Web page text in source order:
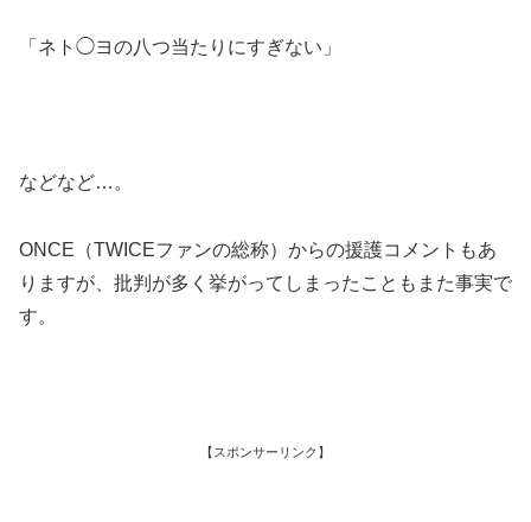
「ネト◯ヨの八つ当たりにすぎない」
などなど…。
ONCE（TWICEファンの総称）からの援護コメントもあ
りますが、批判が多く挙がってしまったこともまた事実で
す。
【スポンサーリンク】